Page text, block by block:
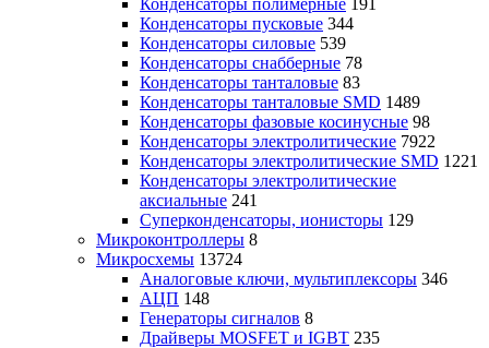
Конденсаторы пусковые 344
Конденсаторы силовые 539
Конденсаторы снабберные 78
Конденсаторы танталовые 83
Конденсаторы танталовые SMD 1489
Конденсаторы фазовые косинусные 98
Конденсаторы электролитические 7922
Конденсаторы электролитические SMD 1221
Конденсаторы электролитические
аксиальные 241
Суперконденсаторы, ионисторы 129
Микроконтроллеры 8
Микросхемы 13724
Аналоговые ключи, мультиплексоры 346
АЦП 148
Генераторы сигналов 8
Драйверы MOSFET и IGBT 235